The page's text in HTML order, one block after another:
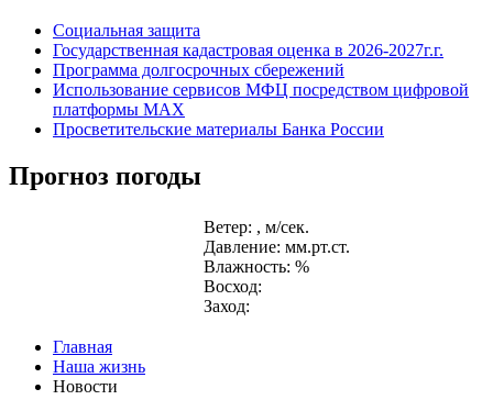
Социальная защита
Государственная кадастровая оценка в 2026-2027г.г.
Программа долгосрочных сбережений
Использование сервисов МФЦ посредством цифровой
платформы MAX
Просветительские материалы Банка России
Прогноз погоды
Ветер: , м/сек.
Давление: мм.рт.ст.
Влажность: %
Восход:
Заход:
Главная
Наша жизнь
Новости